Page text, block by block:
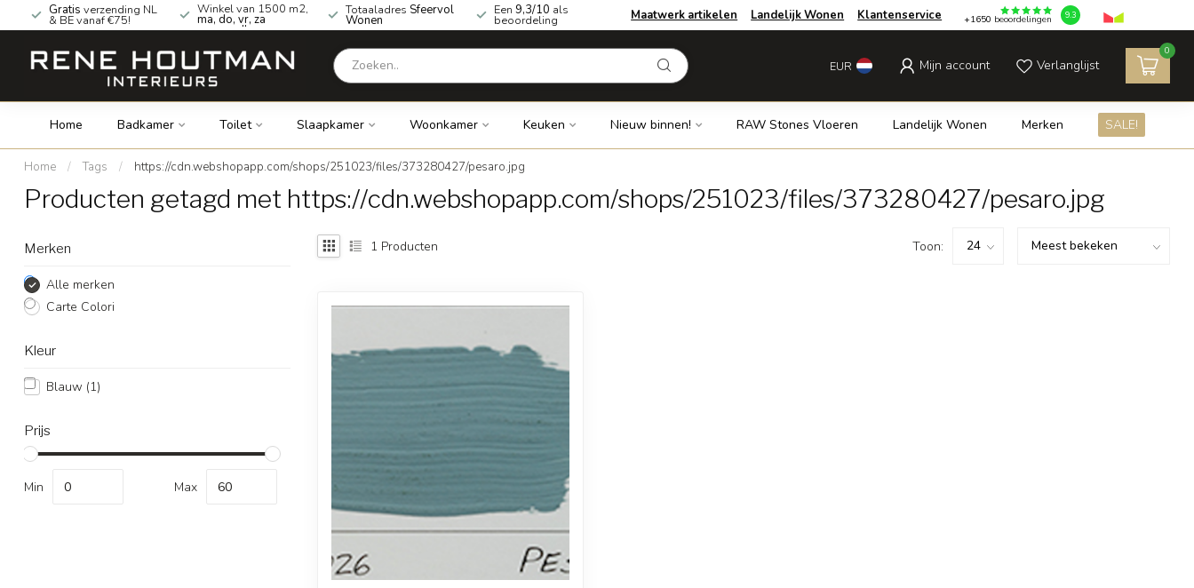
Gratis verzending NL
& BE vanaf €75!
Winkel van 1500 m2,
ma, do, vr, za
geopend!
Totaaladres Sfeervol
Wonen
Een 9,3/10 als
beoordeling Maatwerk artikelen Landelijk Wonen Klantenservice +1650 beoordelingen 9.3
EUR Mijn account Verlanglijst
0
Home Badkamer Toilet Slaapkamer Woonkamer Keuken Nieuw binnen! RAW Stones Vloeren Landelijk Wonen Merken SALE!
Home / Tags / https://cdn.webshopapp.com/shops/251023/files/373280427/pesaro.jpg
Producten getagd met https://cdn.webshopapp.com/shops/251023/files/373280427/pesaro.jpg
Merken
Alle merken
Carte Colori
Kleur
Blauw (1)
Prijs
Min Max
1 Producten Toon: